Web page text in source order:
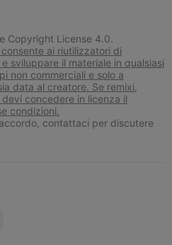
Copyright License 4.0.
ai riutilizzatori di
sviluppare il materiale in qualsiasi
non commerciali e solo a
data al creatore. Se remixi,
concedere in licenza il
condizioni.
contattaci per discutere